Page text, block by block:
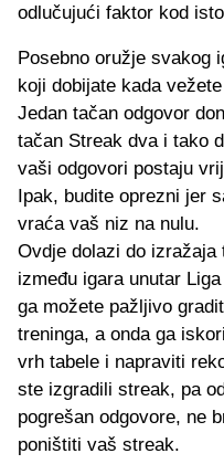
odlučujući faktor kod
Posebno oružje svakog
koji dobijate kada
Jedan tačan odgovor
tačan Streak dva i tako
vaši odgovori postaju
Ipak, budite oprezni jer
vraća vaš niz na nulu.
Ovdje dolazi do
između igara unutar
ga možete pažljivo
treninga, a onda ga
vrh tabele i napraviti
ste izgradili streak, pa
pogrešan odgovore, ne
poništiti vaš streak.